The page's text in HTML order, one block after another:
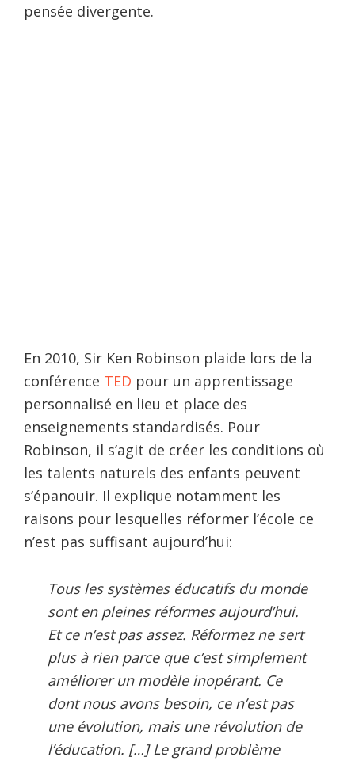
pensée divergente.
En 2010, Sir Ken Robinson plaide lors de la
conférence TED pour un apprentissage
personnalisé en lieu et place des
enseignements standardisés. Pour
Robinson, il s’agit de créer les conditions où
les talents naturels des enfants peuvent
s’épanouir. Il explique notamment les
raisons pour lesquelles réformer l’école ce
n’est pas suffisant aujourd’hui:
Tous les systèmes éducatifs du monde
sont en pleines réformes aujourd’hui.
Et ce n’est pas assez. Réformez ne sert
plus à rien parce que c’est simplement
améliorer un modèle inopérant. Ce
dont nous avons besoin, ce n’est pas
une évolution, mais une révolution de
l’éducation. […] Le grand problème